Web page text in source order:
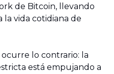
de Bitcoin, llevando
la vida cotidiana de
lo contrario: la
está empujando a